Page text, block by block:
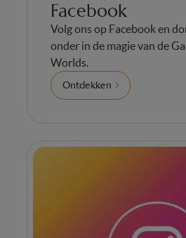
Facebook
Volg ons op Facebook en
onder in de magie van de
Worlds.
Ontdekken